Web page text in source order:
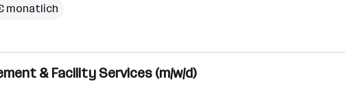
€ monatlich
& Facility Services (m/w/d)